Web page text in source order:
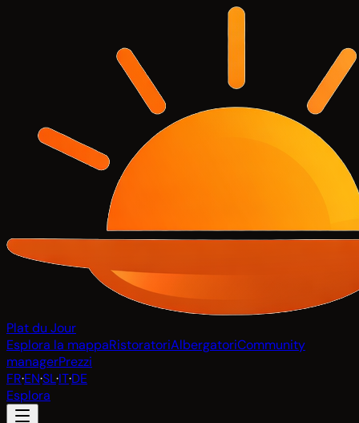
Plat du Jour
Esplora la mappaRistoratoriAlbergatoriCommunity
managerPrezzi
FR·EN·SL·IT·DE
Esplora